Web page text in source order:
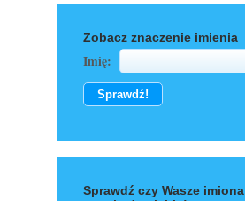
Zobacz znaczenie imienia
Imię:
Sprawdź czy Wasze imiona